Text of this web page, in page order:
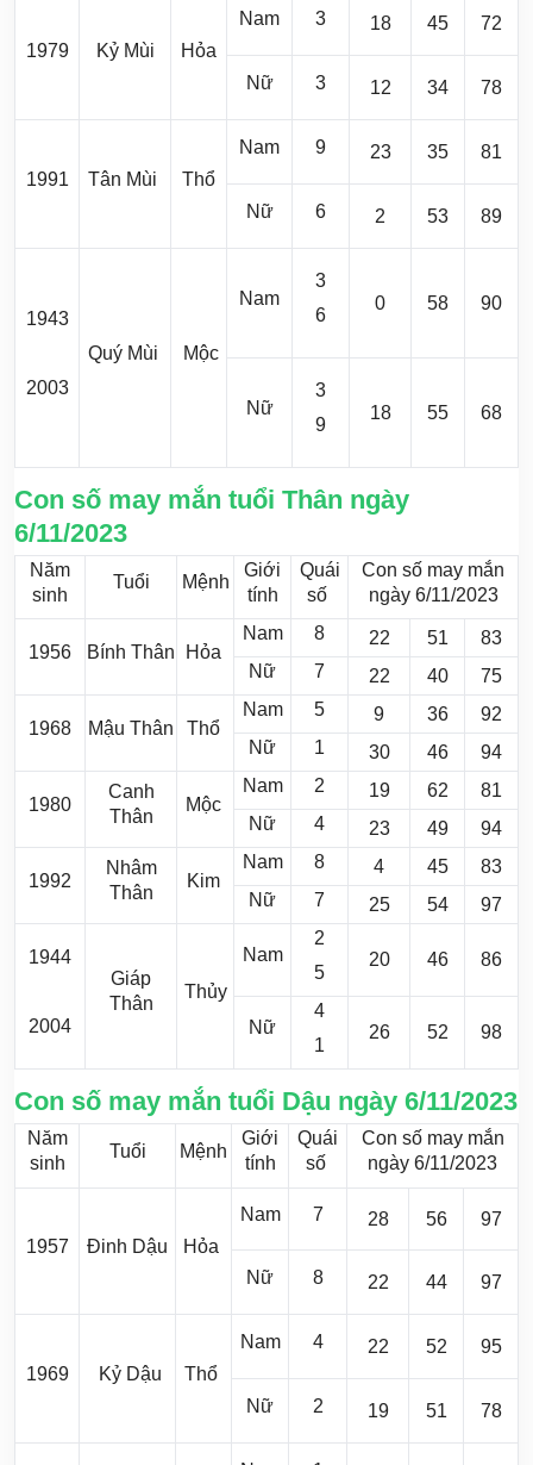
1979 Kỷ Mùi Hỏa
Nam 3 18 45 72
Nữ 3 12 34 78
1991 Tân Mùi Thổ
Nam 9 23 35 81
Nữ 6 2 53 89
1943
2003
Quý Mùi Mộc
Nam
3
6
0 58 90
Nữ
3
9
18 55 68
Con số may mắn tuổi Thân ngày
6/11/2023
Năm
sinh
Tuổi Mệnh
Giới
tính
Quái
số
Con số may mắn
ngày 6/11/2023
1956 Bính Thân Hỏa
Nam 8 22 51
83
Nữ
7 22 40 75
1968 Mậu Thân Thổ
Nam 5 9 36
92
Nữ
1 30 46 94
1980
Canh
Thân
Mộc
Nam 2 19 62
81
Nữ
4 23 49 94
1992
Nhâm
Thân
Kim
Nam 8 4 45
83
Nữ
7 25 54 97
1944
2004
Giáp
Thân
Thủy
Nam
2
5
20 46 86
Nữ
4
1
26 52 98
Con số may mắn tuổi Dậu ngày 6/11/2023
Năm
sinh
Tuổi Mệnh
Giới
tính
Quái
số
Con số may mắn
ngày 6/11/2023
1957 Đinh Dậu Hỏa
Nam 7 28 56 97
Nữ 8 22 44 97
1969 Kỷ Dậu Thổ
Nam 4 22 52 95
Nữ 2 19 51 78